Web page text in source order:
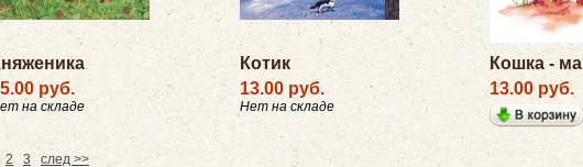
руб.
на складе
Котик
13.00 руб.
Нет на складе
Кошка -
13.00 руб.
2 3 след >>